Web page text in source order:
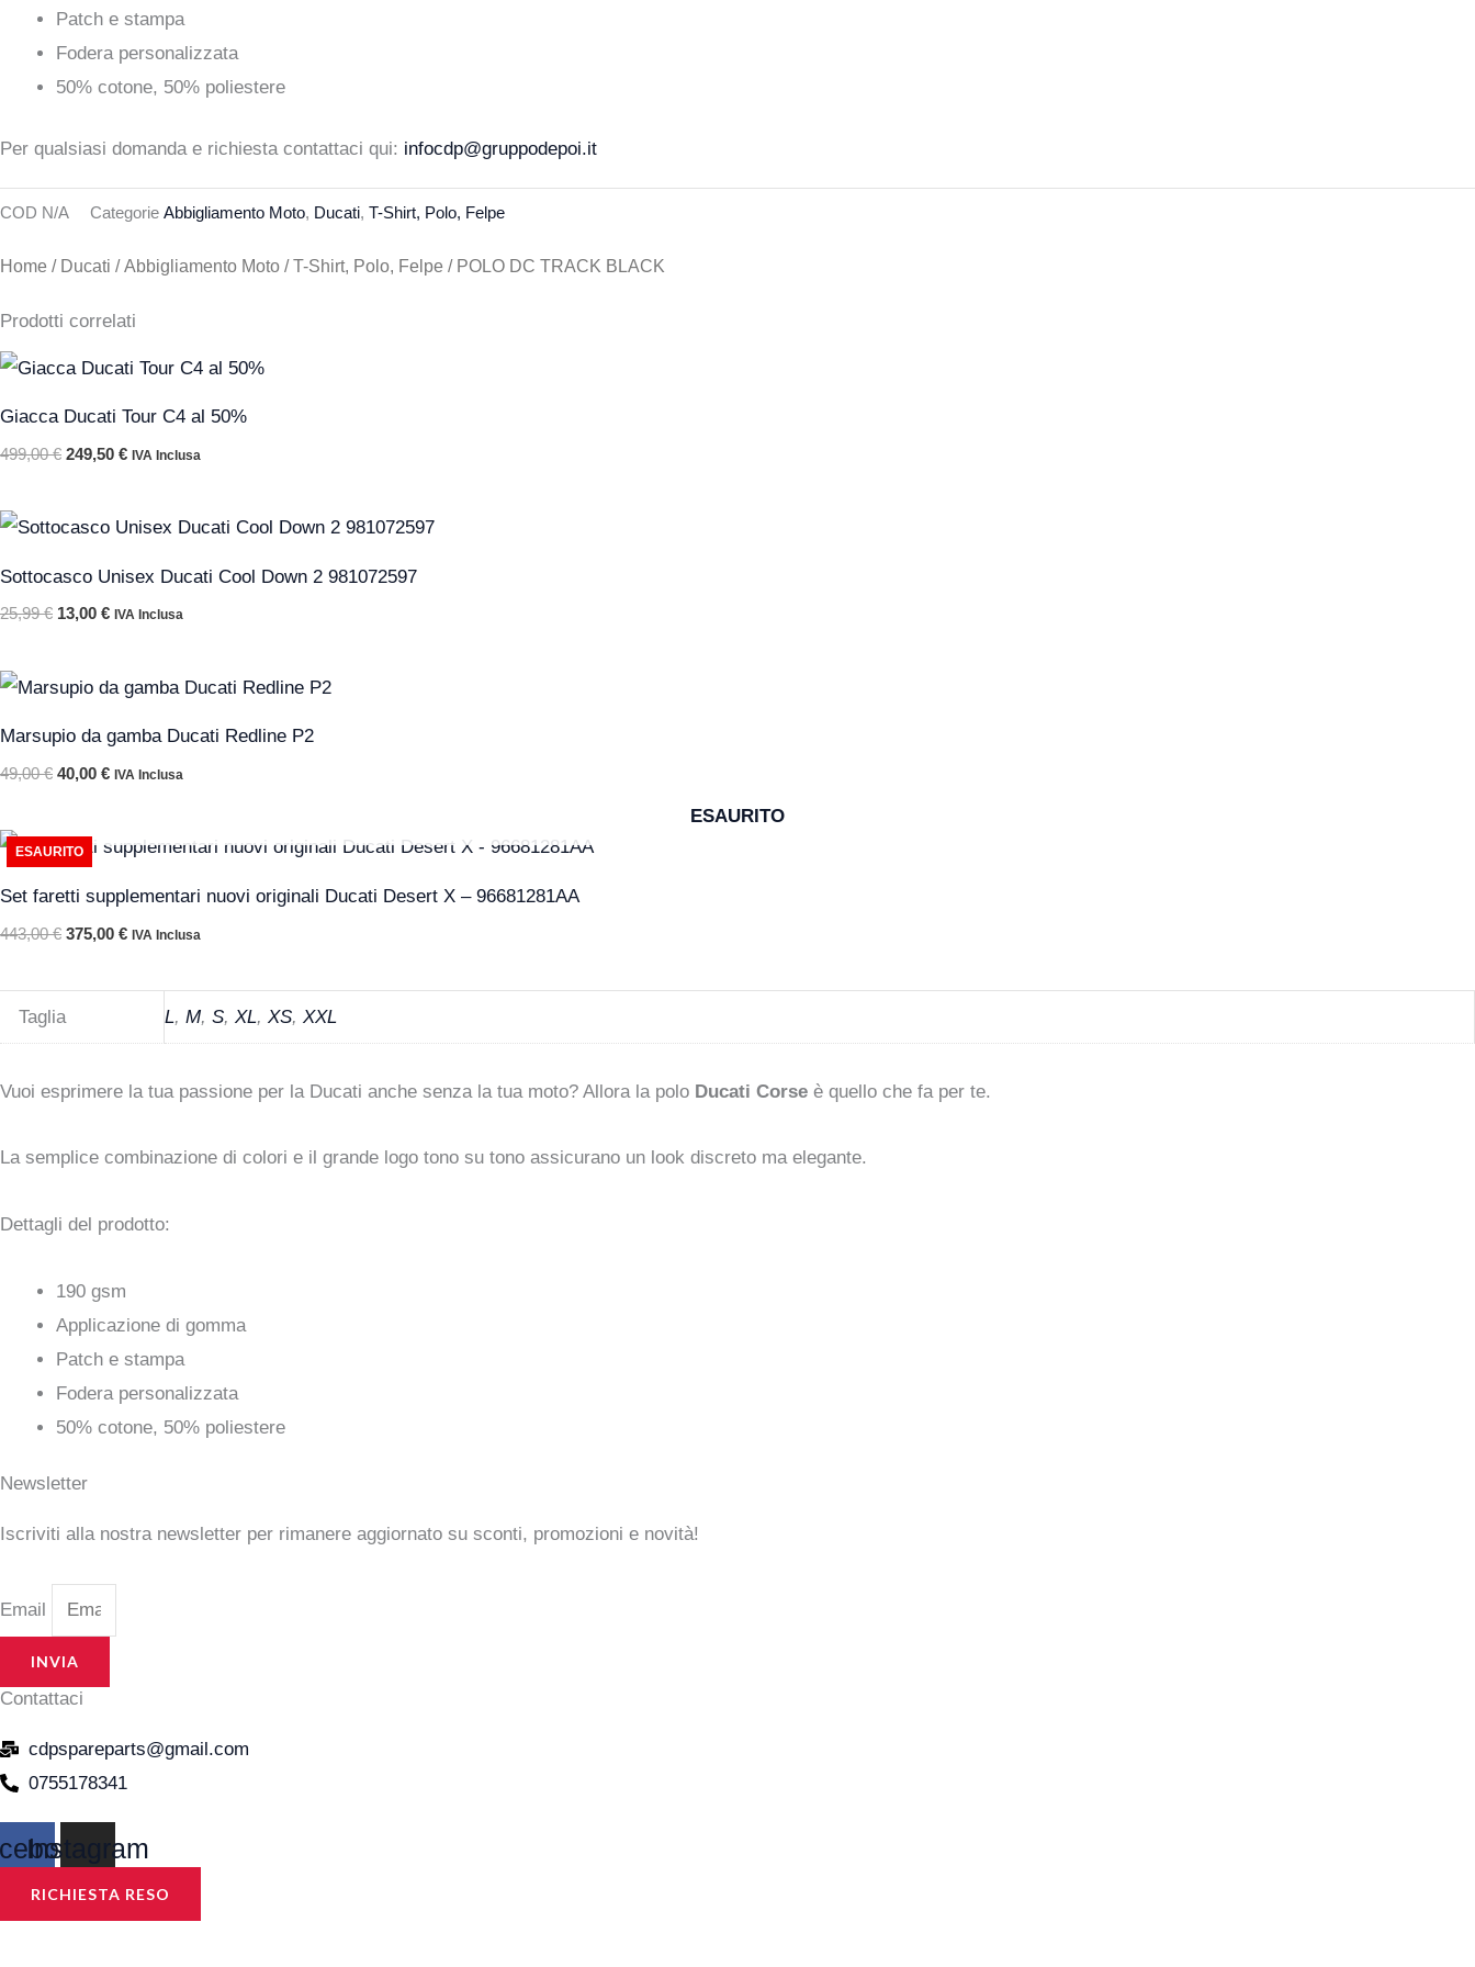
Patch e stampa
Fodera personalizzata
50% cotone, 50% poliestere
Per qualsiasi domanda e richiesta contattaci qui: infocdp@gruppodepoi.it
COD N/A Categorie Abbigliamento Moto, Ducati, T-Shirt, Polo, Felpe
Home / Ducati /Abbigliamento Moto /T-Shirt, Polo, Felpe / POLO DC TRACK BLACK
Prodotti correlati
Giacca Ducati Tour C4 al 50%
499,00€
Il
era:
499,00 €.
249,50 €
Il
è:
IVA Inclusa
Sottocasco Unisex Ducati Cool Down 2 981072597
25,99€
Il
era:
25,99 €.
13,00 €
Il
è:
IVA Inclusa
Marsupio da gamba Ducati Redline P2
49,00€
Il
prezzo
era:
49,00 €.
40,00 €
Il
prezzo
è:
IVA Inclusa
ESAURITO
ESAURITO
Set faretti supplementari nuovi originali Ducati Desert X – 96681281AA
443,00€
Il
prezzo
era:
443,00 €.
375,00 €
Il
prezzo
è:
IVA Inclusa
Taglia L, M, S, XL, XS, XXL
Vuoi esprimere la tua passione per la Ducati anche senza la tua moto? Allora la polo Ducati Corse è quello che fa per te.
La semplice combinazione di colori e il grande logo tono su tono assicurano un look discreto ma elegante.
Dettagli del prodotto:
190 gsm
Applicazione di gomma
Patch e stampa
Fodera personalizzata
50% cotone, 50% poliestere
Newsletter
Iscriviti alla nostra newsletter per rimanere aggiornato su sconti, promozioni e novità!
Email
INVIA
Contattaci
cdpspareparts@gmail.com
0755178341
Instagram
RICHIESTA RESO